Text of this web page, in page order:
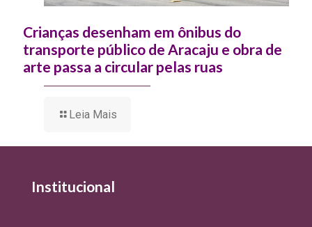
Crianças desenham em ônibus do
transporte público de Aracaju e obra de
arte passa a circular pelas ruas
Leia Mais
Institucional